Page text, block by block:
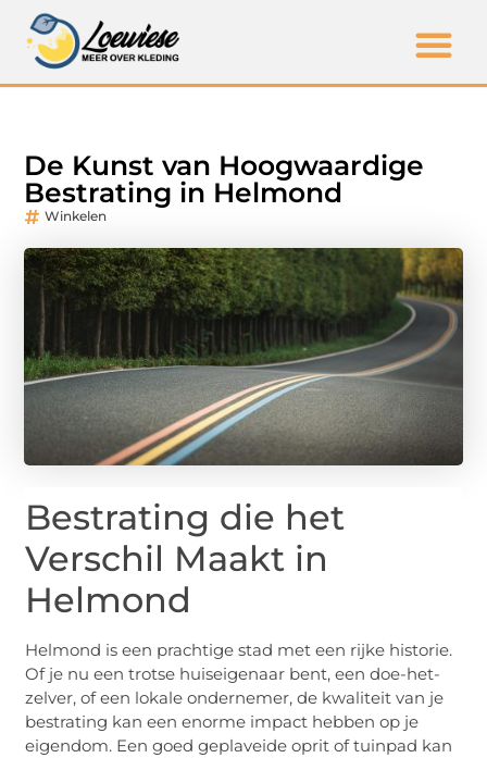
De Kunst van Hoogwaardige
Bestrating in Helmond
Winkelen
Bestrating die het
Verschil Maakt in
Helmond
Helmond is een prachtige stad met een rijke historie.
Of je nu een trotse huiseigenaar bent, een doe-het-
zelver, of een lokale ondernemer, de kwaliteit van je
bestrating kan een enorme impact hebben op je
eigendom. Een goed geplaveide oprit of tuinpad kan